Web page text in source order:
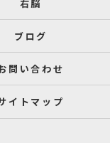
右脳
ブログ
問い合わせ
イトマップ